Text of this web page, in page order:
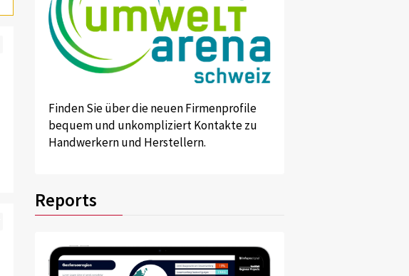
Finden Sie über die neuen Firmenprofile
bequem und unkompliziert Kontakte zu
Handwerkern und Herstellern.
Reports